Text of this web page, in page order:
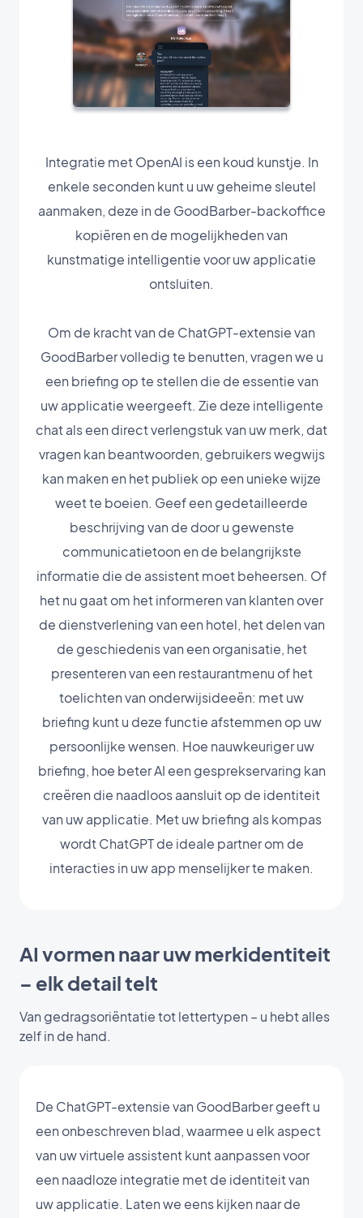
Integratie met OpenAI is een koud kunstje. In
enkele seconden kunt u uw geheime sleutel
aanmaken, deze in de GoodBarber-backoffice
kopiëren en de mogelijkheden van
kunstmatige intelligentie voor uw applicatie
ontsluiten.
Om de kracht van de ChatGPT-extensie van
GoodBarber volledig te benutten, vragen we u
een briefing op te stellen die de essentie van
uw applicatie weergeeft. Zie deze intelligente
chat als een direct verlengstuk van uw merk, dat
vragen kan beantwoorden, gebruikers wegwijs
kan maken en het publiek op een unieke wijze
weet te boeien. Geef een gedetailleerde
beschrijving van de door u gewenste
communicatietoon en de belangrijkste
informatie die de assistent moet beheersen. Of
het nu gaat om het informeren van klanten over
de dienstverlening van een hotel, het delen van
de geschiedenis van een organisatie, het
presenteren van een restaurantmenu of het
toelichten van onderwijsideeën: met uw
briefing kunt u deze functie afstemmen op uw
persoonlijke wensen. Hoe nauwkeuriger uw
briefing, hoe beter AI een gesprekservaring kan
creëren die naadloos aansluit op de identiteit
van uw applicatie. Met uw briefing als kompas
wordt ChatGPT de ideale partner om de
interacties in uw app menselijker te maken.
AI vormen naar uw merkidentiteit
– elk detail telt
Van gedragsoriëntatie tot lettertypen – u hebt alles
zelf in de hand.
De ChatGPT-extensie van GoodBarber geeft u
een onbeschreven blad, waarmee u elk aspect
van uw virtuele assistent kunt aanpassen voor
een naadloze integratie met de identiteit van
uw applicatie. Laten we eens kijken naar de